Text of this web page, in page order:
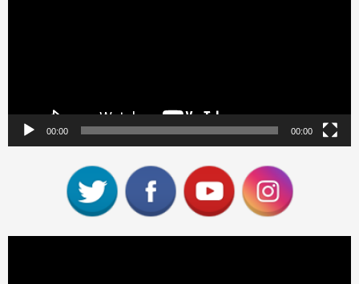
00:00 00:00